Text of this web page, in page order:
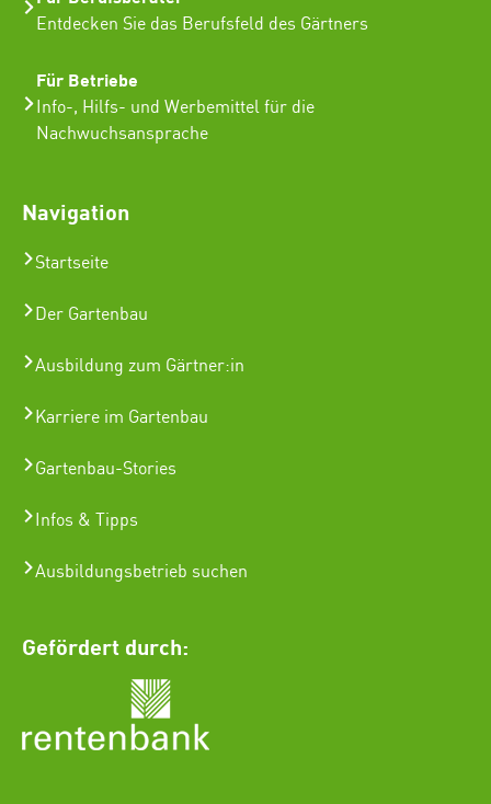
Entdecken Sie das Berufsfeld des Gärtners
Für Betriebe
Info-, Hilfs- und Werbemittel für die
Nachwuchsansprache
Navigation
Startseite
Der Gartenbau
Ausbildung zum Gärtner:in
Karriere im Gartenbau
Gartenbau-Stories
Infos & Tipps
Ausbildungsbetrieb suchen
Gefördert durch: